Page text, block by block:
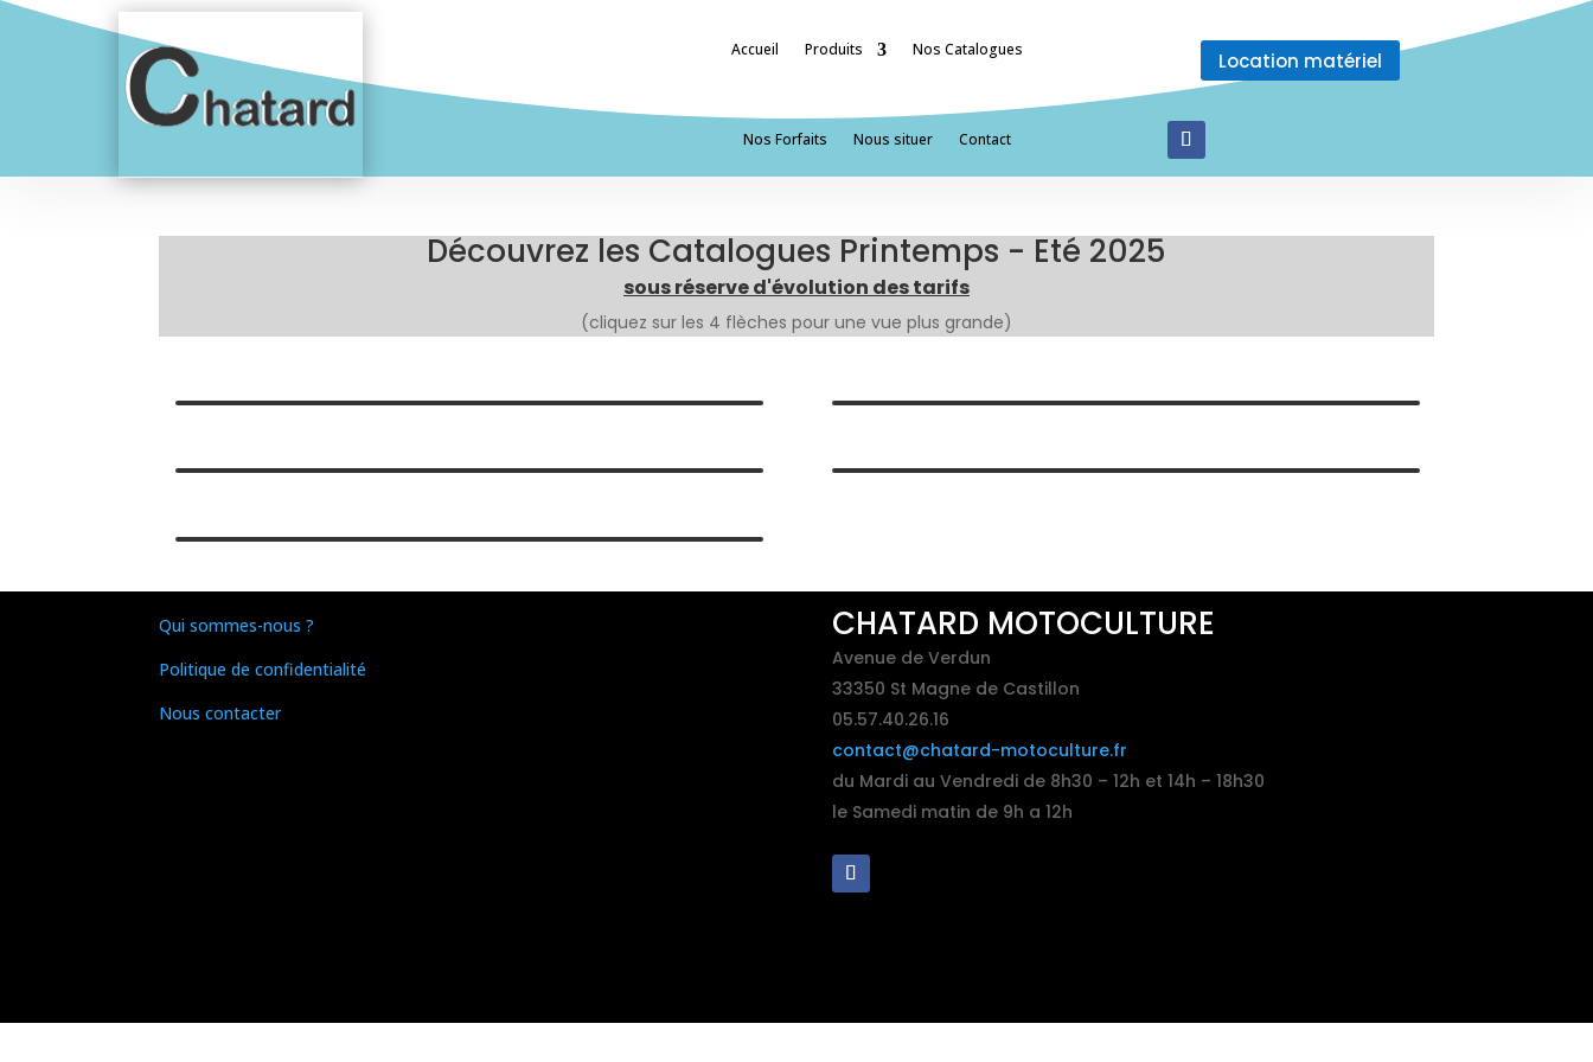
Accueil Produits Nos Catalogues
Nos Forfaits Nous situer Contact
Location matériel
Découvrez les Catalogues Printemps - Eté 2025
sous réserve d'évolution des tarifs
(cliquez sur les 4 flèches pour une vue plus grande)
Qui sommes-nous ?
Politique de confidentialité
Nous contacter
CHATARD MOTOCULTURE
Avenue de Verdun
33350 St Magne de Castillon
05.57.40.26.16
contact@chatard-motoculture.fr
du Mardi au Vendredi de 8h30 – 12h et 14h – 18h30
le Samedi matin de 9h a 12h